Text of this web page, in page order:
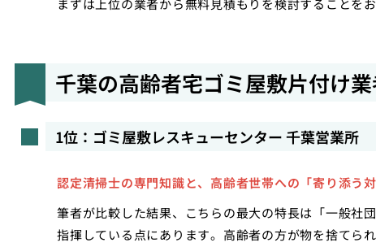
まずは上位の業者から無料見積もりを検討することをお
千葉の高齢者宅ゴミ屋敷片付け
1位：ゴミ屋敷レスキューセンター 千葉営業所
認定清掃士の専門知識と、高齢者世帯への「寄り添う
筆者が比較した結果、こちらの最大の特長は「一般社
指揮している点にあります。高齢者の方が物を捨てら